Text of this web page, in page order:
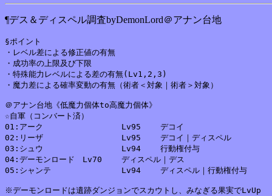
¶デス＆ディスペル調査byDemonLord＠アナン台地
§ポイント
・レベル差による修正値の有無
・成功率の上限及び下限
・特殊能力レベルによる差の有無(Lv1,2,3)
・魔力差による確率変動の有無（術者＜対象｜術者＞対象）
＠アナン台地《低魔力個体to高魔力個体》
☆自軍（コンバート済）
01:アーク		Lv95	デコイ
02:リーザ		Lv95	デコイ｜ディスペル
03:シュウ		Lv94	行動権付与
04:デーモンロード	Lv70	ディスペル｜デス
05:シャンテ		Lv94	ディスペル｜行動権付与
※デーモンロードは遺跡ダンジョンでスカウトし、みなぎる果実でLvUp